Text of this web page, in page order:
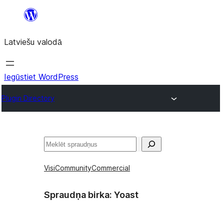
Pāriet
saturu
Latviešu valodā
Iegūstiet WordPress
Plugin Directory
Meklēt
VisiCommunityCommercial
Spraudņa birka: Yoast